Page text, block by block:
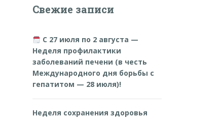
Свежие записи
С 27 июля по 2 августа —
Неделя профилактики
заболеваний печени (в честь
Международного дня борьбы с
гепатитом — 28 июля)!
Неделя сохранения здоровья